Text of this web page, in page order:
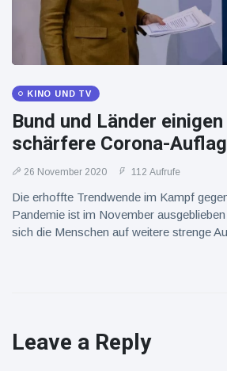
KINO UND TV
Bund und Länder
schärfere Corona-
26 November 2020 112 Aufrufe
Die erhoffte Trendwende im Kampf
Pandemie ist im November
sich die Menschen auf weitere strenge
Leave a Reply